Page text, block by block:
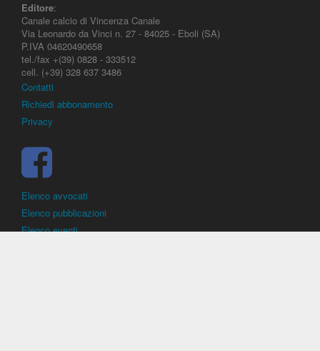
Editore:
Canale calcio di Vincenza Canale
Via Leonardo da Vinci n. 27 - 84025 - Eboli (SA)
P.IVA 04620490658
tel./fax +(39) 0828 - 333512
cell. (+39) 328 637 3486
Contatti
Richiedi abbonamento
Privacy
Elenco avvocati
Elenco pubblicazioni
Elenco eventi